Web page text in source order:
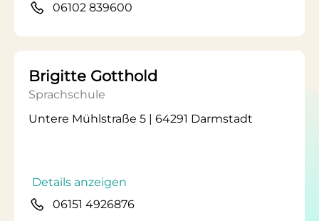
06102 839600
Brigitte Gotthold
Sprachschule
Untere Mühlstraße 5 | 64291 Darmstadt
Details anzeigen
06151 4926876